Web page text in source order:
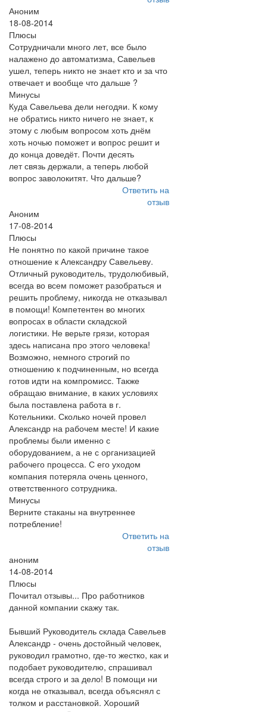
Аноним
18-08-2014
Плюсы
Сотрудничали много лет, все было
налажено до автоматизма, Савельев
ушел, теперь никто не знает кто и за что
отвечает и вообще что дальше ?
Минусы
Куда Савельева дели негодяи. К кому
не обратись никто ничего не знает, к
этому с любым вопросом хоть днём
хоть ночью поможет и вопрос решит и
до конца доведёт. Почти десять
лет связь держали, а теперь любой
вопрос заволокитят. Что дальше?
Ответить на
отзыв
Аноним
17-08-2014
Плюсы
Не понятно по какой причине такое
отношение к Александру Савельеву.
Отличный руководитель, трудолюбивый,
всегда во всем поможет разобраться и
решить проблему, никогда не отказывал
в помощи! Компетентен во многих
вопросах в области складской
логистики. Не верьте грязи, которая
здесь написана про этого человека!
Возможно, немного строгий по
отношению к подчиненным, но всегда
готов идти на компромисс. Также
обращаю внимание, в каких условиях
была поставлена работа в г.
Котельники. Сколько ночей провел
Александр на рабочем месте! И какие
проблемы были именно с
оборудованием, а не с организацией
рабочего процесса. С его уходом
компания потеряла очень ценного,
ответственного сотрудника.
Минусы
Верните стаканы на внутреннее
потребление!
Ответить на
отзыв
аноним
14-08-2014
Плюсы
Почитал отзывы... Про работников
данной компании скажу так.
Бывший Руководитель склада Савельев
Александр - очень достойный человек,
руководил грамотно, где-то жестко, как и
подобает руководителю, спрашивал
всегда строго и за дело! В помощи ни
когда не отказывал, всегда объяснял с
толком и расстановкой. Хороший